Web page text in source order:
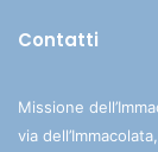
Contatti
Missione
via